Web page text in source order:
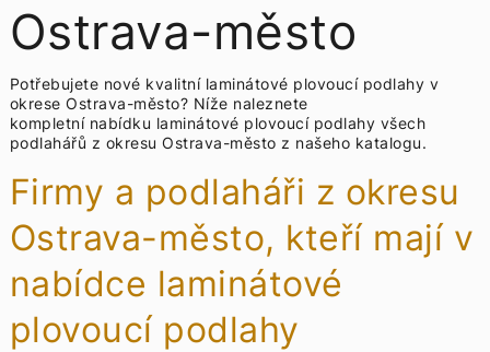
Ostrava-město
Potřebujete nové kvalitní laminátové plovoucí podlahy v
okrese Ostrava-město? Níže naleznete
kompletní nabídku laminátové plovoucí podlahy všech
podlahářů z okresu Ostrava-město z našeho katalogu.
Firmy a podlaháři z okresu
Ostrava-město, kteří mají v
nabídce laminátové
plovoucí podlahy